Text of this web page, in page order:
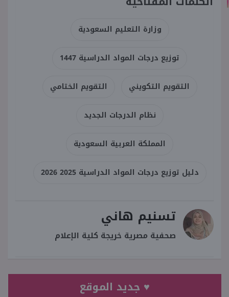
وزارة التعليم السعودية
توزيع درجات المواد الدراسية 1447
التقويم التكويني التقويم الختامي
نظام الدرجات الجديد
المملكة العربية السعودية
دليل توزيع درجات المواد الدراسية 2025 2026
تسنيم هاني
صحفية مصرية خريجة كلية الإعلام
♥ جديد الموقع